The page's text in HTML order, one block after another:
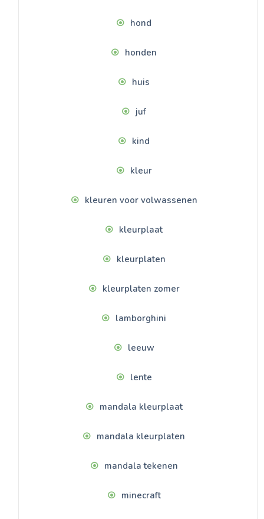
hond
honden
huis
juf
kind
kleur
kleuren voor volwassenen
kleurplaat
kleurplaten
kleurplaten zomer
lamborghini
leeuw
lente
mandala kleurplaat
mandala kleurplaten
mandala tekenen
minecraft